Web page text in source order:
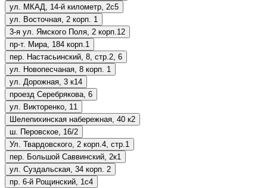
ул. МКАД, 14-й километр, 2с5
ул. Восточная, 2 корп. 1
3-я ул. Ямского Поля, 2 корп.12
пр-т. Мира, 184 корп.1
пер. Настасьинский, 8, стр.2, 6
ул. Новопесчаная, 8 корп. 1
ул. Дорожная, 3 к14
проезд Серебрякова, 6
ул. Викторенко, 11
Шелепихинская набережная, 40 к2
ш. Перовское, 16/2
Ул. Твардовского, 2 корп.4, стр.1
пер. Большой Саввинский, 2к1
ул. Суздальская, 34 корп. 2
пр. 6-й Рощинский, 1с4